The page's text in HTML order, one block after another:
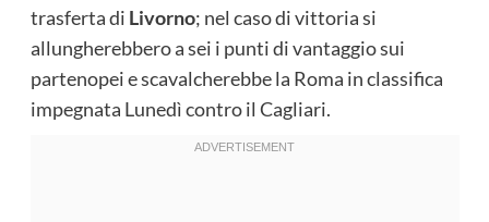
trasferta di Livorno; nel caso di vittoria si
allungherebbero a sei i punti di vantaggio sui
partenopei e scavalcherebbe la Roma in classifica
impegnata Lunedì contro il Cagliari.